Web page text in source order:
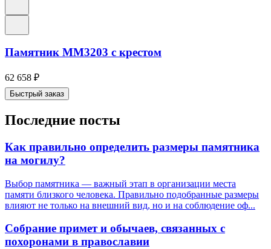
Памятник ММ3203 с крестом
62 658 ₽
Быстрый заказ
Последние посты
Как правильно определить размеры памятника
на могилу?
Выбор памятника — важный этап в организации места
памяти близкого человека. Правильно подобранные размеры
влияют не только на внешний вид, но и на соблюдение оф...
Собрание примет и обычаев, связанных с
похоронами в православии